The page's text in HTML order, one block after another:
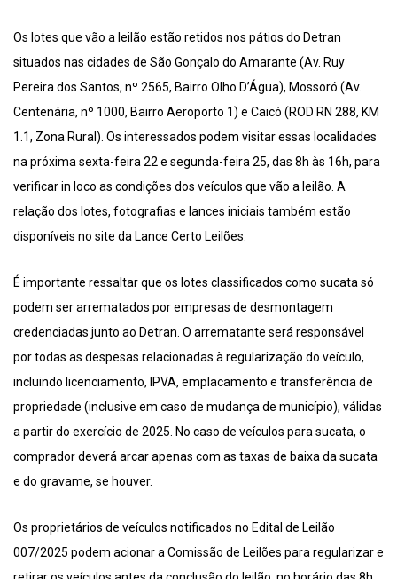
Os lotes que vão a leilão estão retidos nos pátios do Detran
situados nas cidades de São Gonçalo do Amarante (Av. Ruy
Pereira dos Santos, nº 2565, Bairro Olho D’Água), Mossoró (Av.
Centenária, nº 1000, Bairro Aeroporto 1) e Caicó (ROD RN 288, KM
1.1, Zona Rural). Os interessados podem visitar essas localidades
na próxima sexta-feira 22 e segunda-feira 25, das 8h às 16h, para
verificar in loco as condições dos veículos que vão a leilão. A
relação dos lotes, fotografias e lances iniciais também estão
disponíveis no site da Lance Certo Leilões.
É importante ressaltar que os lotes classificados como sucata só
podem ser arrematados por empresas de desmontagem
credenciadas junto ao Detran. O arrematante será responsável
por todas as despesas relacionadas à regularização do veículo,
incluindo licenciamento, IPVA, emplacamento e transferência de
propriedade (inclusive em caso de mudança de município), válidas
a partir do exercício de 2025. No caso de veículos para sucata, o
comprador deverá arcar apenas com as taxas de baixa da sucata
e do gravame, se houver.
Os proprietários de veículos notificados no Edital de Leilão
007/2025 podem acionar a Comissão de Leilões para regularizar e